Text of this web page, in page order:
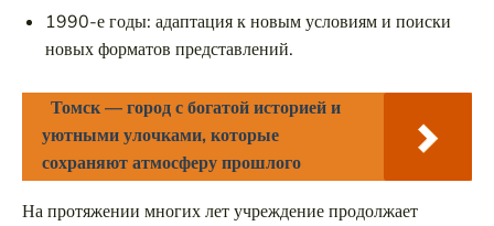
1990-е годы: адаптация к новым условиям и поиски
новых форматов представлений.
Томск — город с богатой историей и
уютными улочками, которые
сохраняют атмосферу прошлого
На протяжении многих лет учреждение продолжает